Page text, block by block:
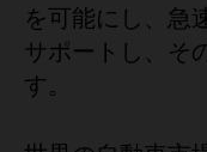
を可能にし、急
サポートし、そ
す。